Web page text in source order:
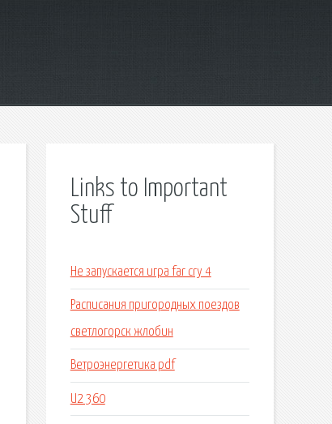
Links to Important
Stuff
Не запускается игра far cry 4
Расписания пригородных поездов
светлогорск жлобин
Ветроэнергетика pdf
U2 360